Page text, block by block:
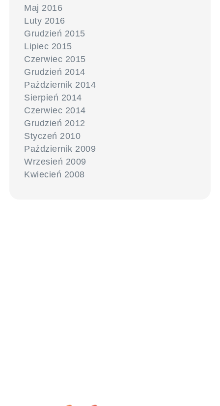
Maj 2016
Luty 2016
Grudzień 2015
Lipiec 2015
Czerwiec 2015
Grudzień 2014
Październik 2014
Sierpień 2014
Czerwiec 2014
Grudzień 2012
Styczeń 2010
Październik 2009
Wrzesień 2009
Kwiecień 2008